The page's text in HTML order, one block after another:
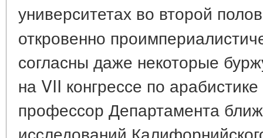
университетах во второй
откровенно
согласны даже некоторые
на VII конгрессе по
профессор Департамента
исследований